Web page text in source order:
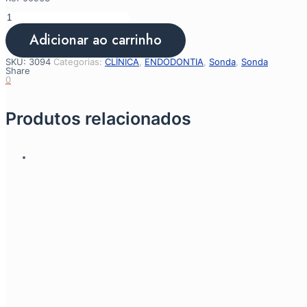
Sonda
Exploradora
47
8mm
quantidade
Adicionar ao carrinho
SKU: 3094 Categorias: CLÍNICA, ENDODONTIA, Sonda, Sonda
Share
0
Produtos relacionados